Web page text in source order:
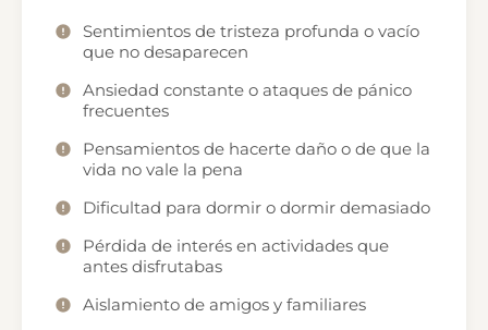
Sentimientos de tristeza profunda o vacío
que no desaparecen
Ansiedad constante o ataques de pánico
frecuentes
Pensamientos de hacerte daño o de que la
vida no vale la pena
Dificultad para dormir o dormir demasiado
Pérdida de interés en actividades que
antes disfrutabas
Aislamiento de amigos y familiares